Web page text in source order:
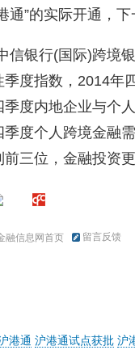
通”的实际开通，
信银行(国际)跨境
季度指数，2014年
季度内地企业与个
季度个人跨境金融
前三位，金融投资
融信息网首页 留言反馈
港通 沪港通试点获批 沪